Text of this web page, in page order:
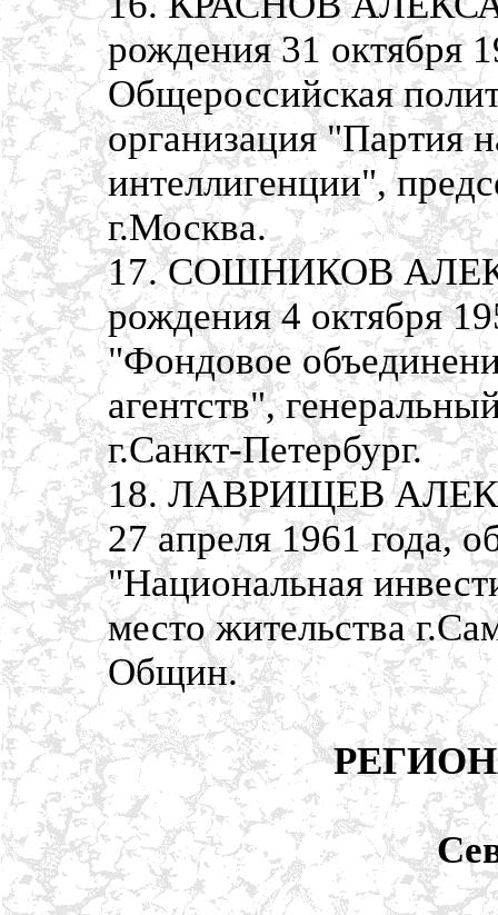
рождения 31 октября
Общероссийская
организация "Партия
интеллигенции",
г.Москва.
17. СОШНИКОВ
рождения 4 октября
"Фондовое
агентств",
г.Санкт-Петербург.
18. ЛАВРИЩЕВ
27 апреля 1961 года,
"Национальная
место жительства
Общин.